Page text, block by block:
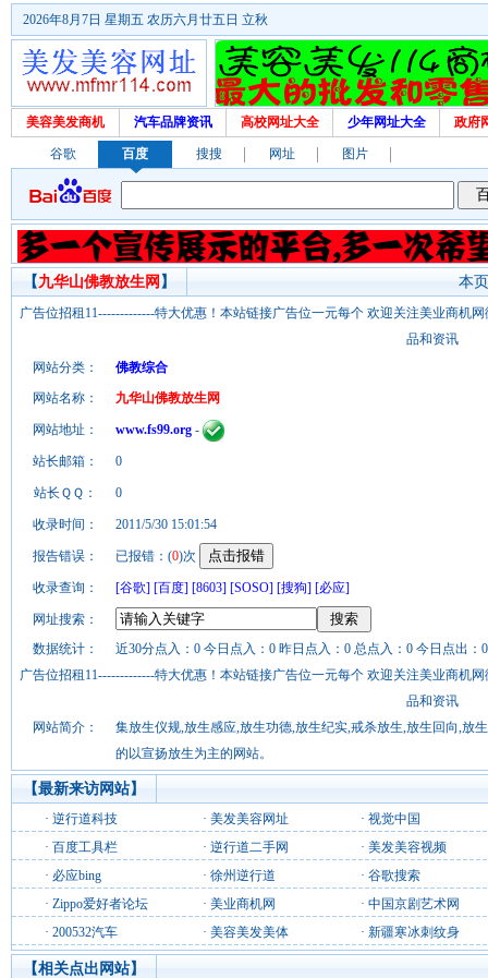
2026年8月7日 星期五 农历六月廿五日 立秋
美容美发商机 汽车品牌资讯 高校网址大全 少年网址大全 政府
谷歌 百度 搜搜 网址 图片
本
【 九华山佛教放生网 】
广告位招租11-------------特大优惠！本站链接广告位一元每个 欢迎关注美业商机
品和资讯
网站分类：
佛教综合
网站名称：
九华山佛教放生网
网站地址： www.fs99.org -
站长邮箱： 0
站长ＱＱ： 0
收录时间： 2011/5/30 15:01:54
报告错误： 已报错：(0)次
收录查询： [谷歌] [百度] [8603] [SOSO] [搜狗] [必应]
网址搜索：
数据统计：
近30分点入：0 今日点入：0 昨日点入：0 总点入：0 今日点出：
广告位招租11-------------特大优惠！本站链接广告位一元每个 欢迎关注美业商机
品和资讯
网站简介：
集放生仪规,放生感应,放生功德,放生纪实,戒杀放生,放生回向,放
的以宣扬放生为主的网站。
【最新来访网站】
· 逆行道科技 · 美发美容网址 · 视觉中国
· 百度工具栏 · 逆行道二手网 · 美发美容视频
· 必应bing · 徐州逆行道 · 谷歌搜索
· Zippo爱好者论坛 · 美业商机网 · 中国京剧艺术网
· 200532汽车 · 美容美发美体 · 新疆寒冰刺纹身
【相关点出网站】